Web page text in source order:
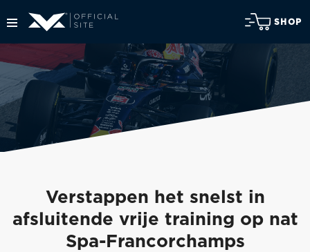
SHOP
Verstappen het snelst in
afsluitende vrije training op nat
Spa-Francorchamps